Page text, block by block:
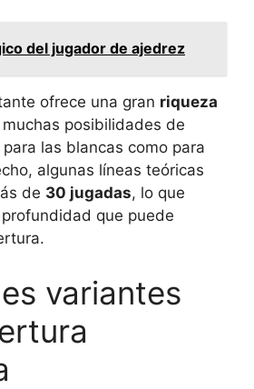
del jugador de ajedrez
ofrece una gran riqueza
muchas posibilidades de
las blancas como para
algunas líneas teóricas
de 30 jugadas, lo que
que puede
variantes